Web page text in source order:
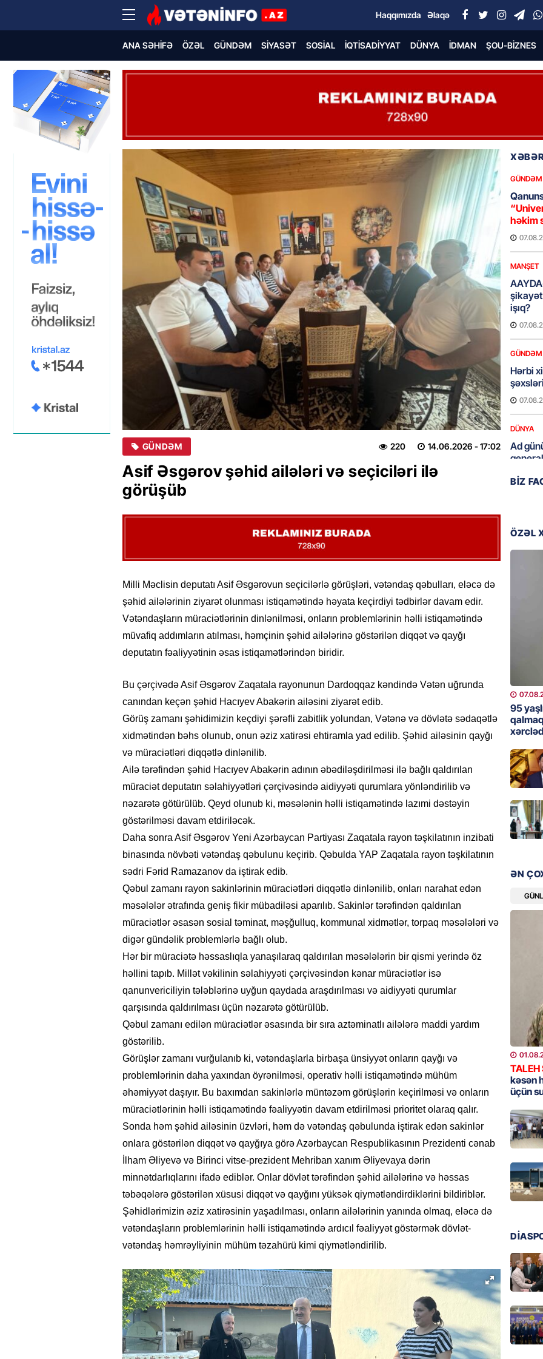
Haqqımızda Əlaqə
ANA SƏHIFƏ ÖZƏL GÜNDƏM SIYASƏT SOSIAL İQTISADIYYAT DÜNYA İDMAN ŞOU-BIZNES
GÜNDƏM 14.06.2026 - 17:02
220
Asif Əsgərov şəhid ailələri və seçiciləri ilə
görüşüb
Milli Məclisin deputatı Asif Əsgərovun seçicilərlə görüşləri, vətəndaş qəbulları, eləcə də
şəhid ailələrinin ziyarət olunması istiqamətində həyata keçirdiyi tədbirlər davam edir.
Vətəndaşların müraciətlərinin dinlənilməsi, onların problemlərinin həlli istiqamətində
müvafiq addımların atılması, həmçinin şəhid ailələrinə göstərilən diqqət və qayğı
deputatın fəaliyyətinin əsas istiqamətlərindən biridir.
Bu çərçivədə Asif Əsgərov Zaqatala rayonunun Dardoqqaz kəndində Vətən uğrunda
canından keçən şəhid Hacıyev Abakərin ailəsini ziyarət edib.
Görüş zamanı şəhidimizin keçdiyi şərəfli zabitlik yolundan, Vətənə və dövlətə sədaqətlə
xidmətindən bəhs olunub, onun əziz xatirəsi ehtiramla yad edilib. Şəhid ailəsinin qayğı
və müraciətləri diqqətlə dinlənilib.
Ailə tərəfindən şəhid Hacıyev Abakərin adının əbədiləşdirilməsi ilə bağlı qaldırılan
müraciət deputatın səlahiyyətləri çərçivəsində aidiyyəti qurumlara yönləndirilib və
nəzarətə götürülüb. Qeyd olunub ki, məsələnin həlli istiqamətində lazımi dəstəyin
göstərilməsi davam etdiriləcək.
Daha sonra Asif Əsgərov Yeni Azərbaycan Partiyası Zaqatala rayon təşkilatının inzibati
binasında növbəti vətəndaş qəbulunu keçirib. Qəbulda YAP Zaqatala rayon təşkilatının
sədri Fərid Ramazanov da iştirak edib.
Qəbul zamanı rayon sakinlərinin müraciətləri diqqətlə dinlənilib, onları narahat edən
məsələlər ətrafında geniş fikir mübadiləsi aparılıb. Sakinlər tərəfindən qaldırılan
müraciətlər əsasən sosial təminat, məşğulluq, kommunal xidmətlər, torpaq məsələləri və
digər gündəlik problemlərlə bağlı olub.
Hər bir müraciətə həssaslıqla yanaşılaraq qaldırılan məsələlərin bir qismi yerində öz
həllini tapıb. Millət vəkilinin səlahiyyəti çərçivəsindən kənar müraciətlər isə
qanunvericiliyin tələblərinə uyğun qaydada araşdırılması və aidiyyəti qurumlar
qarşısında qaldırılması üçün nəzarətə götürülüb.
Qəbul zamanı edilən müraciətlər əsasında bir sıra aztəminatlı ailələrə maddi yardım
göstərilib.
Görüşlər zamanı vurğulanıb ki, vətəndaşlarla birbaşa ünsiyyət onların qayğı və
problemlərinin daha yaxından öyrənilməsi, operativ həlli istiqamətində mühüm
əhəmiyyət daşıyır. Bu baxımdan sakinlərlə müntəzəm görüşlərin keçirilməsi və onların
müraciətlərinin həlli istiqamətində fəaliyyətin davam etdirilməsi prioritet olaraq qalır.
Sonda həm şəhid ailəsinin üzvləri, həm də vətəndaş qəbulunda iştirak edən sakinlər
onlara göstərilən diqqət və qayğıya görə Azərbaycan Respublikasının Prezidenti cənab
İlham Əliyevə və Birinci vitse-prezident Mehriban xanım Əliyevaya dərin
minnətdarlıqlarını ifadə ediblər. Onlar dövlət tərəfindən şəhid ailələrinə və həssas
təbəqələrə göstərilən xüsusi diqqət və qayğını yüksək qiymətləndirdiklərini bildiriblər.
Şəhidlərimizin əziz xatirəsinin yaşadılması, onların ailələrinin yanında olmaq, eləcə də
vətəndaşların problemlərinin həlli istiqamətində ardıcıl fəaliyyət göstərmək dövlət-
vətəndaş həmrəyliyinin mühüm təzahürü kimi qiymətləndirilib.
GÜNDƏM
həkim
MANŞET
şikayət
işıq?
GÜNDƏM
Hərbi
DÜNYA
Ad
bağlı
Çin
MANŞET
“Birgə
GÜNDƏM
Dosye
sazişi
ÖZƏL
ÖZƏL
ETDİ:
BIZ
ÖZƏL
95
ƏN
TALEH
kəsən
üçün